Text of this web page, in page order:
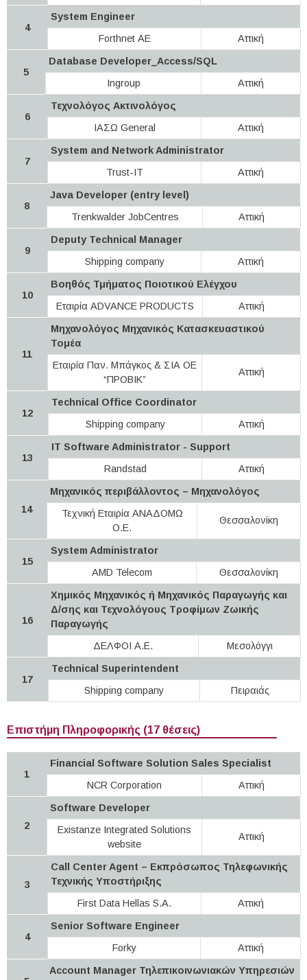
4
System Engineer
Forthnet ΑΕ
Αττική
5
Database Developer_Access/SQL
Ingroup
Αττική
6
Τεχνολόγος Ακτινολόγος
ΙΑΣΩ General
Αττική
7
System and Network Administrator
Trust-IT
Αττική
8
Java Developer (entry level)
Trenkwalder JobCentres
Αττική
9
Deputy Technical Manager
Shipping company
Αττική
10
Βοηθός Τμήματος Ποιοτικού Ελέγχου
Εταιρία ADVANCE PRODUCTS
Αττική
11
Μηχανολόγος Μηχανικός Κατασκευαστικού
Τομέα
Εταιρία Παν. Μπάγκος & ΣΙΑ ΟΕ
“ΠΡΟΒΙΚ”
Αττική
12
Technical Office Coordinator
Shipping company
Αττική
13
IT Software Administrator - Support
Randstad
Αττική
14
Μηχανικός περιβάλλοντος – Μηχανολόγος
Τεχνική Εταιρία ΑΝΑΔΟΜΩ
Ο.Ε.
Θεσσαλονίκη
15
System Administrator
AMD Telecom
Θεσσαλονίκη
16
Χημικός Μηχανικός ή Μηχανικός Παραγωγής και
Δ/σης και Τεχνολόγους Τροφίμων Ζωικής
Παραγωγής
ΔΕΛΦΟΙ Α.Ε.
Μεσολόγγι
17
Technical Superintendent
Shipping company
Πειραιάς
Επιστήμη Πληροφορικής (17 θέσεις)
1
Financial Software Solution Sales Specialist
NCR Corporation
Αττική
2
Software Developer
Existanze Integrated Solutions
website
Αττική
3
Call Center Agent – Εκπρόσωπος Τηλεφωνικής
Τεχνικής Υποστήριξης
First Data Hellas S.A.
Αττική
4
Senior Software Engineer
Forky
Αττική
Account Manager Τηλεπικοινωνιακών Υπηρεσιών